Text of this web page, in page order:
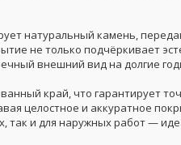
натуральный камень,
не только подчёркивает
внешний вид на долгие
край, что гарантирует
целостное и аккуратное
так и для наружных работ —